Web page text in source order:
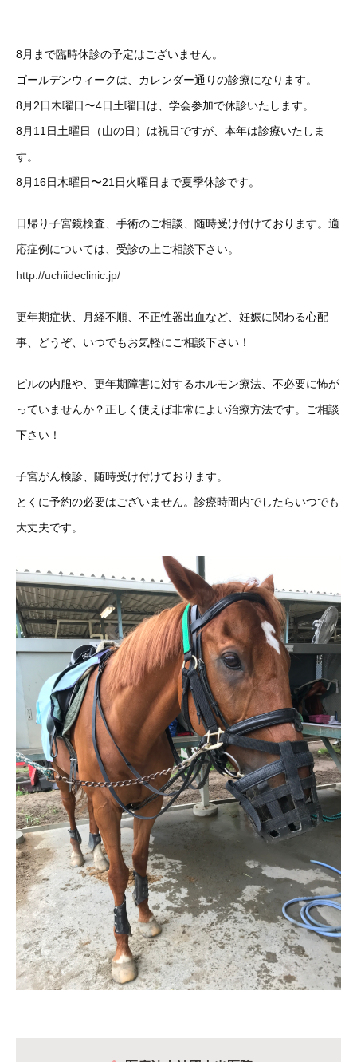
8月まで臨時休診の予定はございません。
ゴールデンウィークは、カレンダー通りの診療になります。
8月2日木曜日〜4日土曜日は、学会参加で休診いたします。
8月11日土曜日（山の日）は祝日ですが、本年は診療いたしま
す。
8月16日木曜日〜21日火曜日まで夏季休診です。
日帰り子宮鏡検査、手術のご相談、随時受け付けております。適
応症例については、受診の上ご相談下さい。
http://uchiideclinic.jp/
更年期症状、月経不順、不正性器出血など、妊娠に関わる心配
事、どうぞ、いつでもお気軽にご相談下さい！
ピルの内服や、更年期障害に対するホルモン療法、不必要に怖が
っていませんか？正しく使えば非常によい治療方法です。ご相談
下さい！
子宮がん検診、随時受け付けております。
とくに予約の必要はございません。診療時間内でしたらいつでも
大丈夫です。